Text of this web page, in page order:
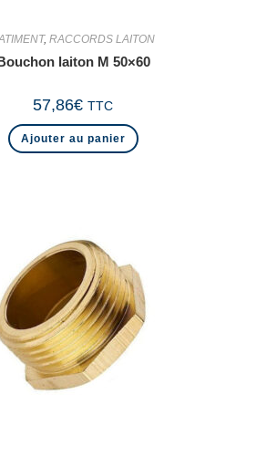
, RACCORDS LAITON
laiton M 50×60
57,86€ TTC
Ajouter au panier